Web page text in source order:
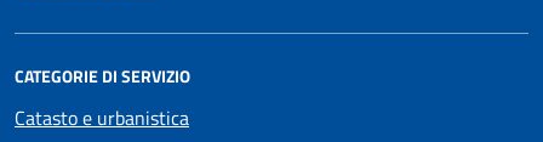
CATEGORIE DI SERVIZIO
Catasto e urbanistica